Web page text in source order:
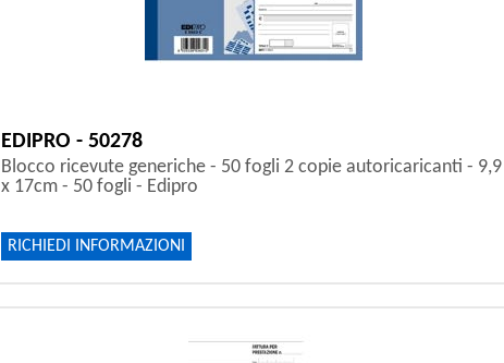
EDIPRO - 50278
Blocco ricevute generiche - 50 fogli 2 copie autoricaricanti - 9,9
x 17cm - 50 fogli - Edipro
RICHIEDI INFORMAZIONI